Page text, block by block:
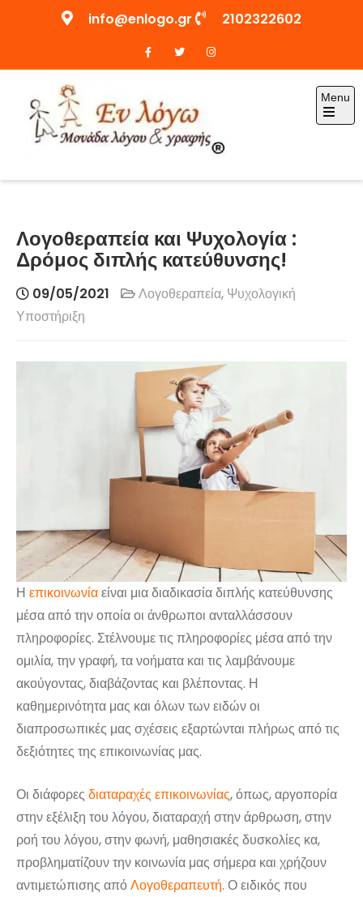
info@enlogo.gr 2102322602
Enlogo.gr
Menu
Open
Λογοθεραπεία και Ψυχολογία :
Δρόμος διπλής κατεύθυνσης!
09/05/2021 Λογοθεραπεία, Ψυχολογική
Υποστήριξη
Η επικοινωνίαείναι μια διαδικασία διπλής κατεύθυνσης
μέσα από την οποία οι άνθρωποι ανταλλάσσουν
πληροφορίες. Στέλνουμε τις πληροφορίες μέσα από την
ομιλία, την γραφή, τα νοήματα και τις λαμβάνουμε
ακούγοντας, διαβάζοντας και βλέποντας. Η
καθημερινότητα μας και όλων των ειδών οι
διαπροσωπικές μας σχέσεις εξαρτώνται πλήρως από τις
δεξιότητες της επικοινωνίας μας.
Οι διάφορες διαταραχές επικοινωνίας, όπως, αργοπορία
στην εξέλιξη του λόγου, διαταραχή στην άρθρωση, στην
ροή του λόγου, στην φωνή, μαθησιακές δυσκολίες κα,
προβληματίζουν την κοινωνία μας σήμερα και χρήζουν
αντιμετώπισης απόΛογοθεραπευτή. Ο ειδικός που